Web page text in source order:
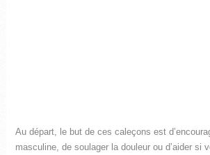
Au départ, le but de ces caleçons est
masculine, de soulager la douleur ou d’aider si